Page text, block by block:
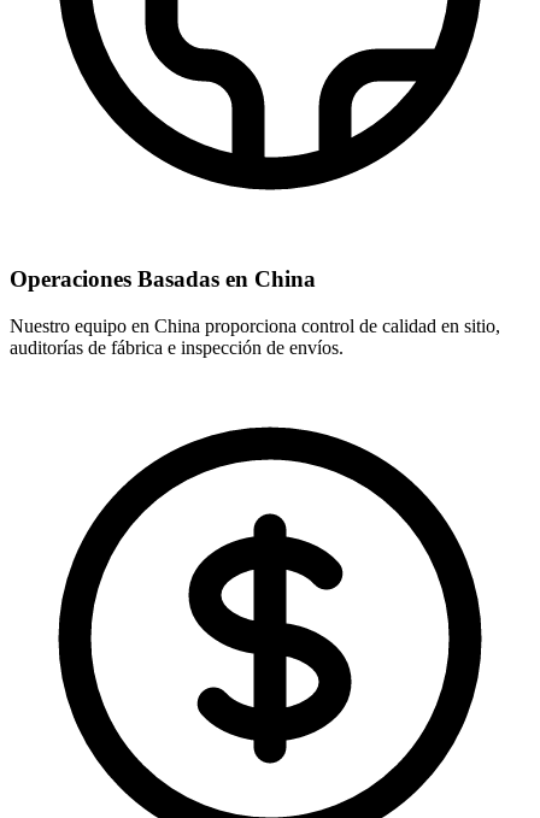
Operaciones Basadas en China
Nuestro equipo en China proporciona control de calidad en sitio,
auditorías de fábrica e inspección de envíos.